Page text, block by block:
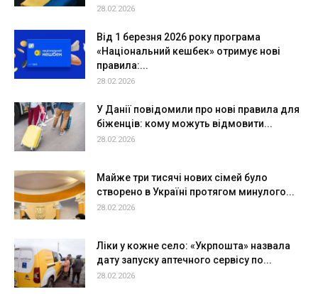
28.02.2026
Від 1 березня 2026 року програма
«Національний кешбек» отримує нові
правила:...
28.02.2026
У Данії повідомили про нові правила для
біженців: кому можуть відмовити...
28.02.2026
Майже три тисячі нових сімей було
створено в Україні протягом минулого...
28.02.2026
Ліки у кожне село: «Укрпошта» назвала
дату запуску аптечного сервісу по...
28.02.2026